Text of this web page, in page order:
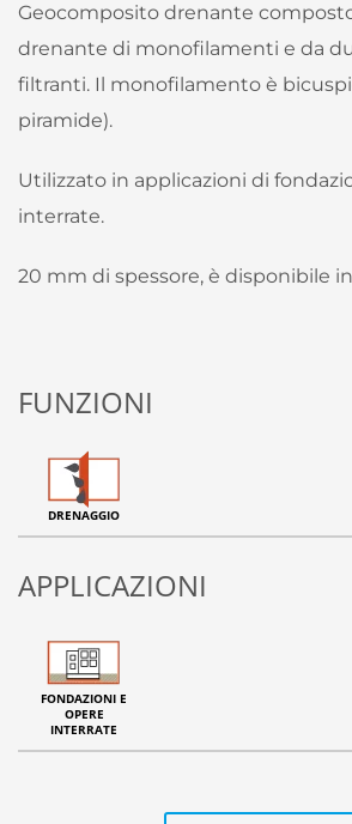
Geocomposito drenante
drenante di monofilamenti e da
filtranti. Il monofilamento è
piramide).
Utilizzato in applicazioni di
interrate.
20 mm di spessore, è disponibile
FUNZIONI
DRENAGGIO
APPLICAZIONI
FONDAZIONI E
OPERE
INTERRATE